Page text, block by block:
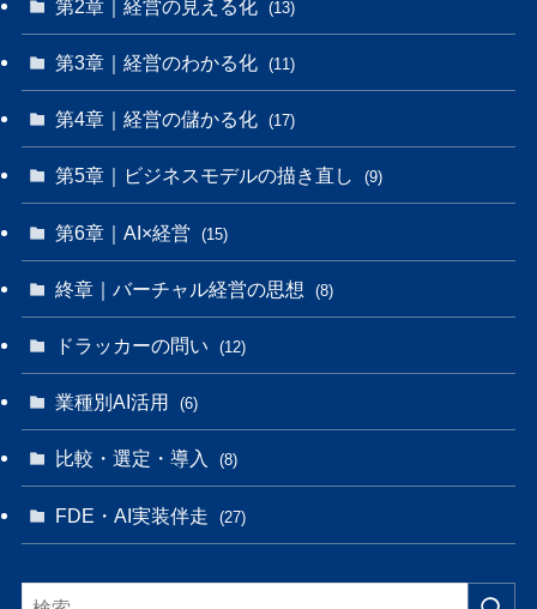
第2章｜経営の見える化 (13)
第3章｜経営のわかる化 (11)
第4章｜経営の儲かる化 (17)
第5章｜ビジネスモデルの描き直し (9)
第6章｜AI×経営 (15)
終章｜バーチャル経営の思想 (8)
ドラッカーの問い (12)
業種別AI活用 (6)
比較・選定・導入 (8)
FDE・AI実装伴走 (27)